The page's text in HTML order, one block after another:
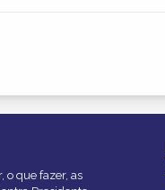
o que fazer, as